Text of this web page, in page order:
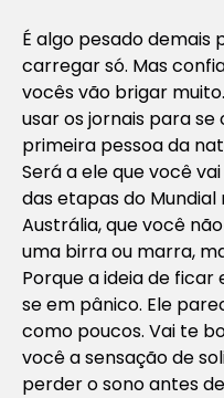
É algo pesado demais
carregar só. Mas
vocês vão brigar
usar os jornais para
primeira pessoa da
Será a ele que você
das etapas do Mundial
Austrália, que você
uma birra ou marra,
Porque a ideia de
se em pânico. Ele
como poucos. Vai te
você a sensação de
perder o sono antes